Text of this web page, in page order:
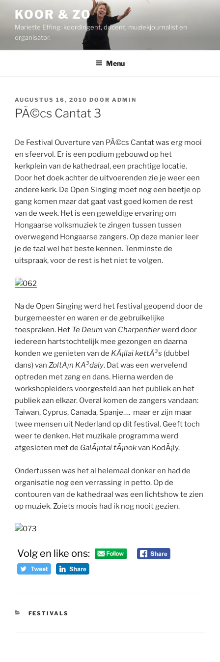
inhoud
KOOR & ZO
Mariette Effing: koordirigent, docent, muziekjournalist en
organisator.
Menu
GEPLAATST
OP
AUGUSTUS 16, 2010 DOOR ADMIN
PÃ©cs Cantat 3
De Festival Ouverture van PÃ©cs Cantat was erg mooi
en sfeervol. Er is een podium gebouwd op het
kerkplein van de kathedraal, een prachtige locatie.
Door het doek achter de uitvoerenden zie je weer een
andere kerk. De Open Singing moet nog een beetje op
gang komen maar dat gaat vast goed komen de rest
van de week. Het is een geweldige ervaring om
Hongaarse volksmuziek te zingen tussen tussen
overwegend Hongaarse zangers. Op deze manier leer
je de taal wel het beste kennen. Tenminste de
uitspraak, voor de rest is het niet te volgen.
Na de Open Singing werd het festival geopend door de
burgemeester en waren er de gebruikelijke
toespraken. Het Te Deum van Charpentierwerd door
iedereen hartstochtelijk mee gezongen en daarna
konden we genieten van de KÃ¡llai kettÃ³s (dubbel
dans) van ZoltÃ¡n KÃ³daly. Dat was een wervelend
optreden met zang en dans. Hierna werden de
workshopleiders voorgesteld aan het publiek en het
publiek aan elkaar. Overal komen de zangers vandaan:
Taiwan, Cyprus, Canada, Spanje…. maar er zijn maar
twee mensen uit Nederland op dit festival. Geeft toch
weer te denken. Het muzikale programma werd
afgesloten met de GalÃ¡ntai tÃ¡nokvan KodÃ¡ly.
Ondertussen was het al helemaal donker en had de
organisatie nog een verrassing in petto. Op de
contouren van de kathedraal was een lichtshow te zien
op muziek. Zoiets moois had ik nog nooit gezien.
Volg en like ons:
CATEGORIEËN
FESTIVALS